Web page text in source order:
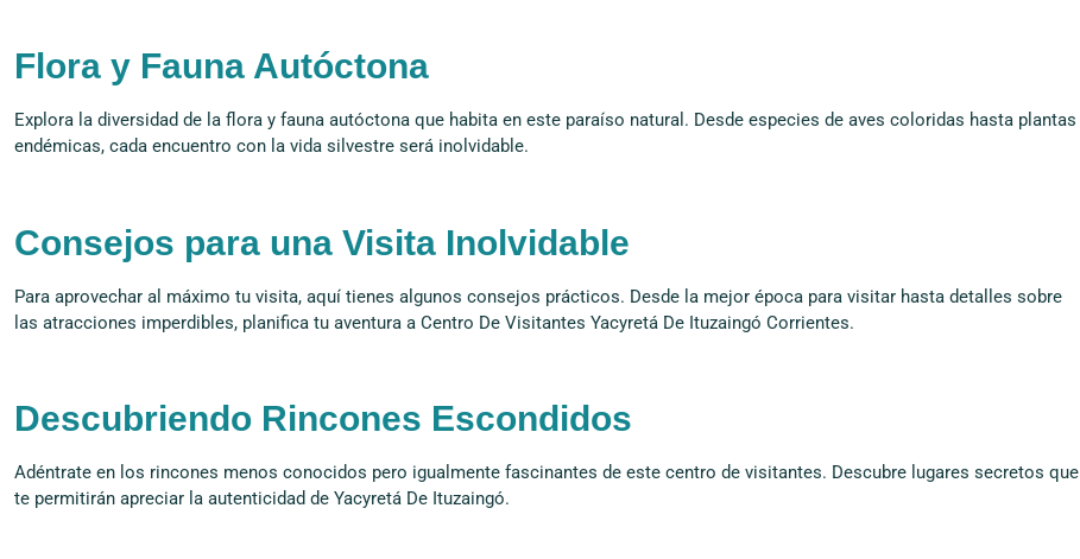
Flora y Fauna Autóctona
Explora la diversidad de la flora y fauna autóctona que habita en este paraíso natural. Desde especies de aves coloridas hasta plantas
endémicas, cada encuentro con la vida silvestre será inolvidable.
Consejos para una Visita Inolvidable
Para aprovechar al máximo tu visita, aquí tienes algunos consejos prácticos. Desde la mejor época para visitar hasta detalles sobre
las atracciones imperdibles, planifica tu aventura a Centro De Visitantes Yacyretá De Ituzaingó Corrientes.
Descubriendo Rincones Escondidos
Adéntrate en los rincones menos conocidos pero igualmente fascinantes de este centro de visitantes. Descubre lugares secretos que
te permitirán apreciar la autenticidad de Yacyretá De Ituzaingó.